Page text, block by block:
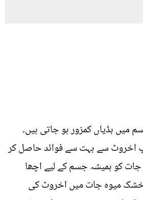
میں ہڈیاں کمزور ہو جاتی ہیں۔
اخروٹ سے بہت سے فوائد حاصل کر
کو ہمیشہ جسم کے لیے اچھا
خشک میوہ جات میں اخروٹ کی